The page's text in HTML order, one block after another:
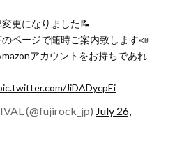
更になりました📝
ページで随時ご案内致します📣
アカウントをお持ちであれ
JiDADycpEi
(@fujirock_jp) July 26,